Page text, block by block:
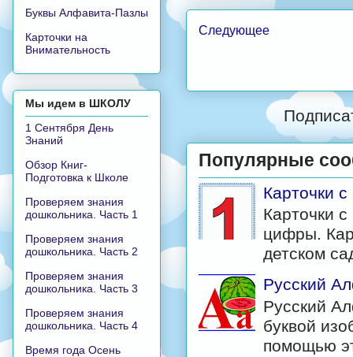
Следующее
Популярные
Карточки
Карточки
цифры.
детском
Русский
Русский
буквой
помощью
Буквы Алфавита-Пазлы
Карточки на
Внимательность
Мы идем в ШКОЛУ
1 Сентября День
Знаний
Обзор Книг-
Подготовка к Школе
Проверяем знания
дошкольника. Часть 1
Проверяем знания
дошкольника. Часть 2
Проверяем знания
дошкольника. Часть 3
Проверяем знания
дошкольника. Часть 4
Время года Осень